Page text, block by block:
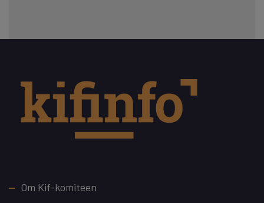
Footer
Om Kif-komiteen